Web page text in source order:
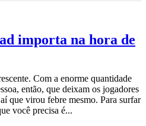
importa na hora de
Com a enorme quantidade
então, que deixam os jogadores
que virou febre mesmo. Para surfar
você precisa é...